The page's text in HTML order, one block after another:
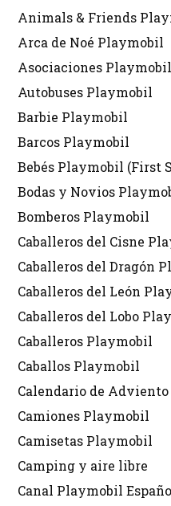
Animals & Friends
Arca de Noé Playmobil
Asociaciones Playmobil
Autobuses Playmobil
Barbie Playmobil
Barcos Playmobil
Bebés Playmobil (First
Bodas y Novios
Bomberos Playmobil
Caballeros del Cisne
Caballeros del Dragón
Caballeros del León
Caballeros del Lobo
Caballeros Playmobil
Caballos Playmobil
Calendario de
Camiones Playmobil
Camisetas Playmobil
Camping y aire libre
Canal Playmobil